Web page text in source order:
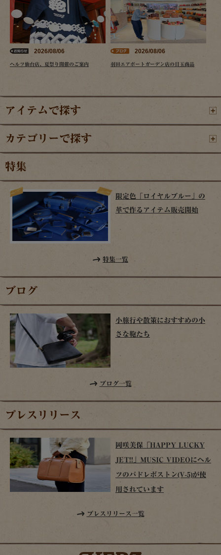
2026/08/06
ヘルツ仙台店、夏祭り開催のご案内
2026/08/06
羽田エアポートガーデン店の目玉商品
アイテムで探す
カテゴリーで探す
特集
限定色「ロイヤルブルー」の
革で作るアイテム販売開始
特集一覧
ブログ
小旅行や散策におすすめの小
さな鞄たち
ブログ一覧
プレスリリース
岡咲美保「HAPPY LUCKY
JET!!」MUSIC VIDEOにヘル
ツのパドレボストン(V-5)が使
用されています
プレスリリース一覧